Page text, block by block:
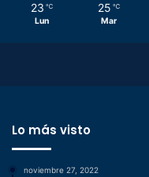
23 ℃
Lun
25 ℃
Mar
Lo más visto
noviembre 27, 2022